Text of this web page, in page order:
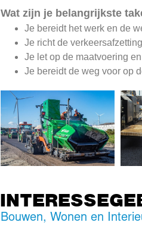
Wat zijn je belangrijkste
Je bereidt het werk en de
Je richt de
Je let op de maatvoering
Je bereidt de weg voor op
Bouwen, Wonen en